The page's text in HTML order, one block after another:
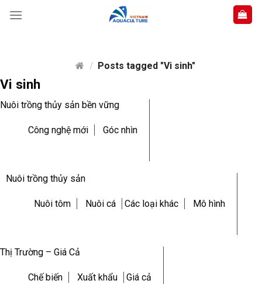
/ Posts tagged "Vi sinh"
Vi sinh
Nuôi trồng thủy sản bền vững
Công nghệ mới Góc nhìn
Nuôi trồng thủy sản
Nuôi tôm Nuôi cá Các loại khác Mô hình
Thị Trường – Giá Cả
Chế biến Xuất khẩu Giá cả